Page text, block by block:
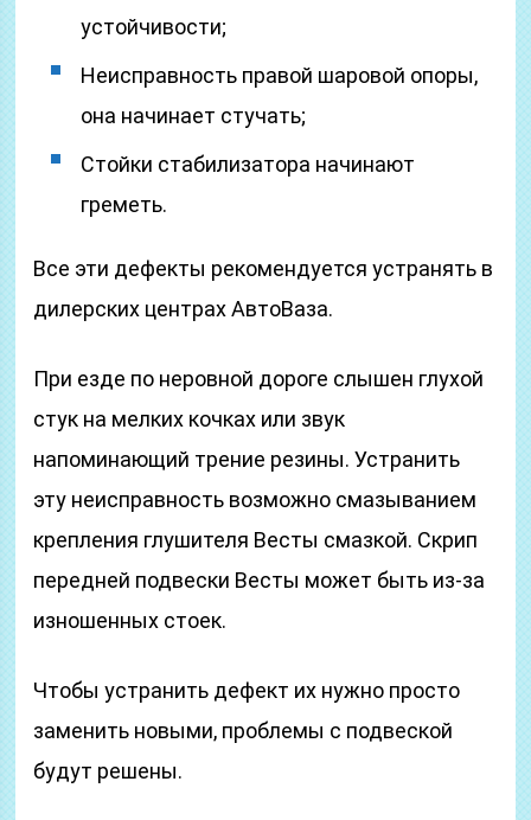
устойчивости;
Неисправность правой шаровой опоры,
она начинает стучать;
Стойки стабилизатора начинают
греметь.
Все эти дефекты рекомендуется устранять в
дилерских центрах АвтоВаза.
При езде по неровной дороге слышен глухой
стук на мелких кочках или звук
напоминающий трение резины. Устранить
эту неисправность возможно смазыванием
крепления глушителя Весты смазкой. Скрип
передней подвески Весты может быть из-за
изношенных стоек.
Чтобы устранить дефект их нужно просто
заменить новыми, проблемы с подвеской
будут решены.